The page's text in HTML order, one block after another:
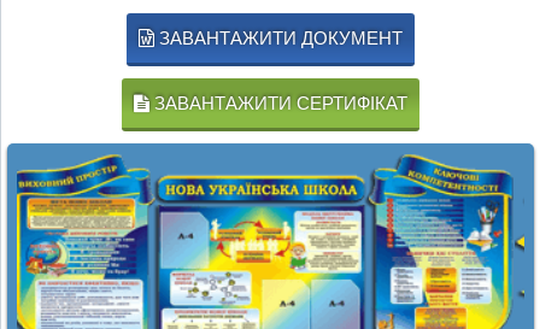
ЗАВАНТАЖИТИ ДОКУМЕНТ
ЗАВАНТАЖИТИ СЕРТИФІКАТ